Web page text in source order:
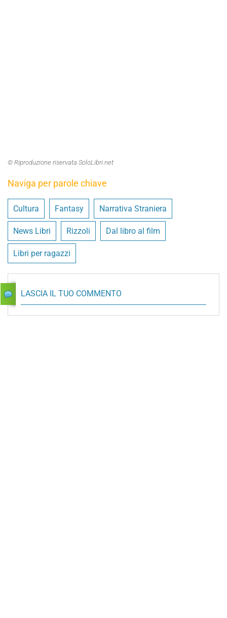
© Riproduzione riservata SoloLibri.net
Naviga per parole chiave
Cultura Fantasy Narrativa Straniera
News Libri Rizzoli Dal libro al film
Libri per ragazzi
LASCIA IL TUO COMMENTO